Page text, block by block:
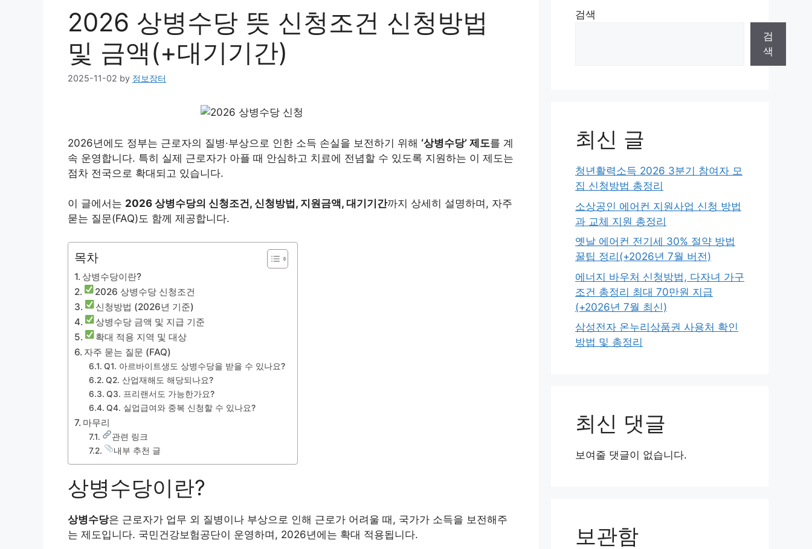
2026 상병수당 뜻 신청조건 신청방법
및 금액(+대기기간)
2025-11-02 by 정보장터
2026년에도 정부는 근로자의 질병·부상으로 인한 소득 손실을 보전하기 위해 ‘상병수당’ 제도를 계
속 운영합니다. 특히 실제 근로자가 아플 때 안심하고 치료에 전념할 수 있도록 지원하는 이 제도는
점차 전국으로 확대되고 있습니다.
이 글에서는 2026 상병수당의 신청조건, 신청방법, 지원금액, 대기기간까지 상세히 설명하며, 자주
묻는 질문(FAQ)도 함께 제공합니다.
목차
상병수당이란?
2026 상병수당 신청조건
신청방법 (2026년 기준)
상병수당 금액 및 지급 기준
확대 적용 지역 및 대상
자주 묻는 질문 (FAQ)
Q1. 아르바이트생도 상병수당을 받을 수 있나요?
Q2. 산업재해도 해당되나요?
Q3. 프리랜서도 가능한가요?
Q4. 실업급여와 중복 신청할 수 있나요?
마무리
관련 링크
내부 추천 글
상병수당이란?
상병수당은 근로자가 업무 외 질병이나 부상으로 인해 근로가 어려울 때, 국가가 소득을 보전해주
는 제도입니다. 국민건강보험공단이 운영하며, 2026년에는 확대 적용됩니다.
검색
검
색
최신 글
청년활력소득 2026 3분기 참여자 모
집 신청방법 총정리
소상공인 에어컨 지원사업 신청 방법
과 교체 지원 총정리
옛날 에어컨 전기세 30% 절약 방법
꿀팁 정리(+2026년 7월 버전)
에너지 바우처 신청방법, 다자녀 가구
조건 총정리 최대 70만원 지급
(+2026년 7월 최신)
삼성전자 온누리상품권 사용처 확인
방법 및 총정리
최신 댓글
보여줄 댓글이 없습니다.
보관함